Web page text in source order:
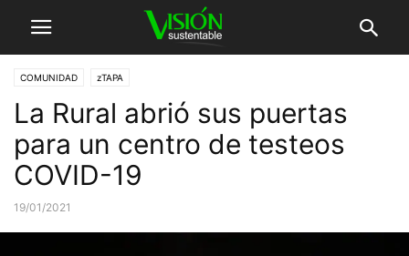
COMUNIDAD zTAPA
La Rural abrió sus puertas
para un centro de testeos
COVID-19
19/01/2021